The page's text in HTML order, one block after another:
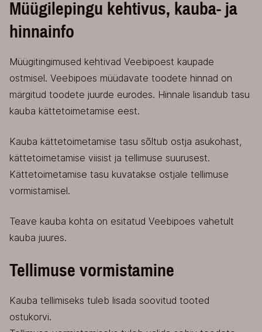
Müügilepingu kehtivus, kauba- ja
hinnainfo
Müügitingimused kehtivad Veebipoest kaupade
ostmisel. Veebipoes müüdavate toodete hinnad on
märgitud toodete juurde eurodes. Hinnale lisandub tasu
kauba kättetoimetamise eest.
Kauba kättetoimetamise tasu sõltub ostja asukohast,
kättetoimetamise viisist ja tellimuse suurusest.
Kättetoimetamise tasu kuvatakse ostjale tellimuse
vormistamisel.
Teave kauba kohta on esitatud Veebipoes vahetult
kauba juures.
Tellimuse vormistamine
Kauba tellimiseks tuleb lisada soovitud tooted
ostukorvi.